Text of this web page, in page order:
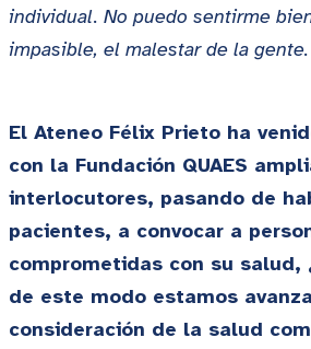
individual. No puedo sentirme
impasible, el malestar de la gente.
El Ateneo Félix Prieto ha
con la Fundación QUAES
interlocutores, pasando de
pacientes, a convocar a
comprometidas con su salud,
de este modo estamos
consideración de la salud